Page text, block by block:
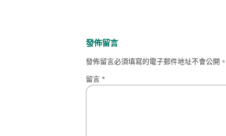
發佈留言
發佈留言必須填寫的電子郵件地址不會公開
留言 *